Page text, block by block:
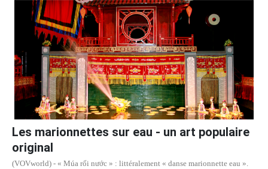
Les marionnettes sur eau - un art populaire
original
(VOVworld) - « Múa rối nước » : littéralement « danse marionnette eau ».